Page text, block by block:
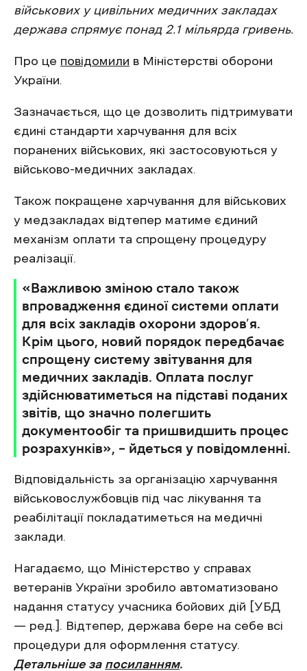
військових у цивільних медичних закладах
держава спрямує понад 2.1 мільярда гривень.
Про це повідомили в Міністерстві оборони
України.
Зазначається, що це дозволить підтримувати
єдині стандарти харчування для всіх
поранених військових, які застосовуються у
військово-медичних закладах.
Також покращене харчування для військових
у медзакладах відтепер матиме єдиний
механізм оплати та спрощену процедуру
реалізації.
‎«Важливою зміною стало також
впровадження єдиної системи оплати
для всіх закладів охорони здоров’я.
Крім цього, новий порядок передбачає
спрощену систему звітування для
медичних закладів. Оплата послуг
здійснюватиметься на підставі поданих
звітів, що значно полегшить
документообіг та пришвидшить процес
розрахунків‎», – йдеться у повідомленні.
Відповідальність за організацію харчування
військовослужбовців під час лікування та
реабілітації покладатиметься на медичні
заклади.
Нагадаємо, що Міністерство у справах
ветеранів України зробило автоматизовано
надання статусу учасника бойових дій [УБД
— ред.]. Відтепер, держава бере на себе всі
процедури для оформлення статусу.
Детальніше за посиланням.